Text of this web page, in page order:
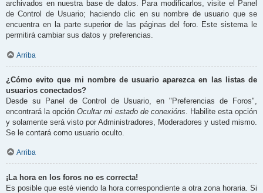
archivados en nuestra base de datos. Para modificarlos, visite el Panel
de Control de Usuario; haciendo clic en su nombre de usuario que se
encuentra en la parte superior de las páginas del foro. Este sistema le
permitirá cambiar sus datos y preferencias.
Arriba
¿Cómo evito que mi nombre de usuario aparezca en las listas de
usuarios conectados?
Desde su Panel de Control de Usuario, en "Preferencias de Foros",
encontrará la opciónOcultar mi estado de conexións . Habilite esta opción
y solamente será visto por Administradores, Moderadores y usted mismo.
Se le contará como usuario oculto.
Arriba
¡La hora en los foros no es correcta!
Es posible que esté viendo la hora correspondiente a otra zona horaria. Si